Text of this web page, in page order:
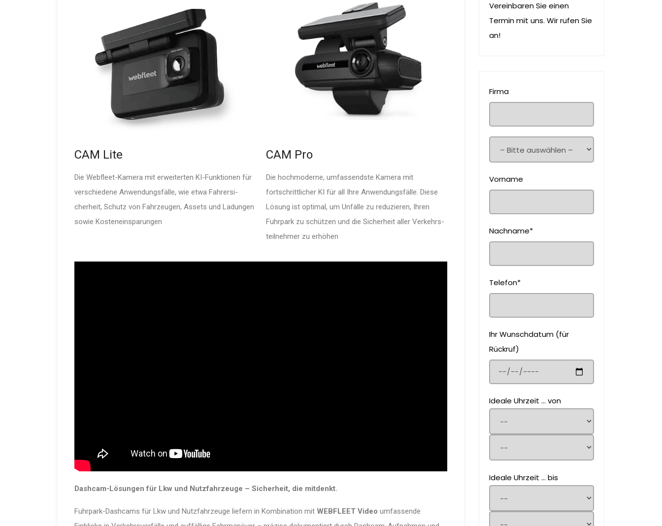
CAM Lite
Die Webfleet-Kamera mit erweiterten KI-Funk­tionen für
verschiedene Anwen­dungs­fälle, wie etwa Fahrer­si­
cherheit, Schutz von Fahrzeugen, Assets und Ladungen
sowie Kosten­ein­spa­rungen
CAM Pro
Die hochmoderne, umfas­sendste Kamera mit
fortschritt­licher KI für all Ihre Anwen­dungs­fälle. Diese
Lösung ist optimal, um Unfälle zu reduzieren, Ihren
Fuhrpark zu schützen und die Sicherheit aller Verkehrs­
teil­nehmer zu erhöhen
Dashcam-Lösungen für Lkw und Nutzfahrzeuge – Sicherheit, die mitdenkt.
Fuhrpark-Dashcams für Lkw und Nutzfahrzeuge liefern in Kombination mit WEBFLEET Video umfassende
Vereinbaren Sie einen
Termin mit uns. Wir rufen Sie
an!
Firma
Vorname
Nachname*
Telefon*
Ihr Wunschdatum (für
Rückruf)
Ideale Uhrzeit ... von
Ideale Uhrzeit ... bis